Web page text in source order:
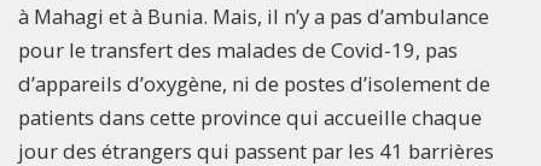
à Mahagi et à Bunia. Mais, il n’y a pas d’ambulance
pour le transfert des malades de Covid-19, pas
d’appareils d’oxygène, ni de postes d’isolement de
patients dans cette province qui accueille chaque
jour des étrangers qui passent par les 41 barrières